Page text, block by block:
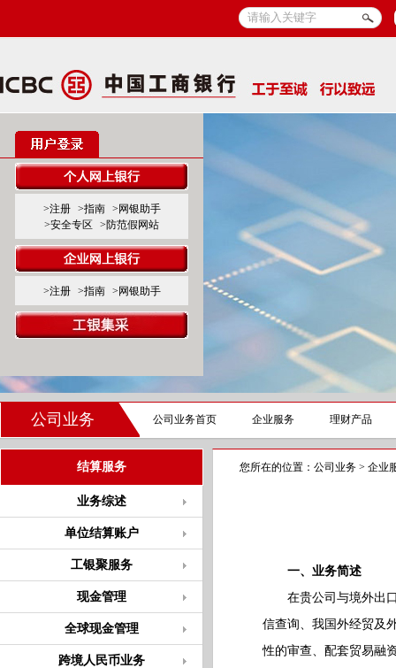
>注册 >指南
>网银助手
>安全专区
>防范假网站
>注册 >指南 >网银助手
公司业务 公司业务首页 企业服务 理财产品
结算服务
业务综述
单位结算账户
工银聚服务
现金管理
全球现金管理
跨境人民币业务
您所在的位置： 公司业务 > 企业
一、业务简述
在贵公司与境外出口
信查询、我国外经贸及
性的审查、配套贸易融